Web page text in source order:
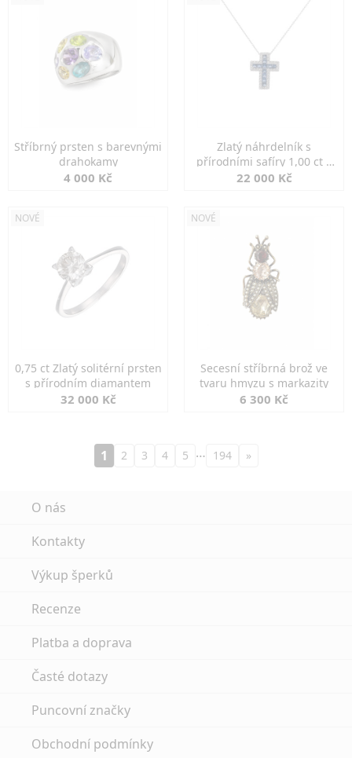
Stříbrný prsten s barevnými
drahokamy
4 000 Kč
Zlatý náhrdelník s
přírodními safíry 1,00 ct a
diamanty
22 000 Kč
NOVÉ
0,75 ct Zlatý solitérní prsten
s přírodním diamantem
32 000 Kč
NOVÉ
Secesní stříbrná brož ve
tvaru hmyzu s markazity
6 300 Kč
1 2 3 4 5 … 194 »
O nás
Kontakty
Výkup šperků
Recenze
Platba a doprava
Časté dotazy
Puncovní značky
Obchodní podmínky